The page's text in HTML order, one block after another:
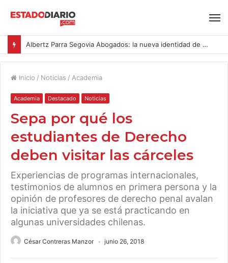
Albertz Parra Segovia Abogados: la nueva identidad de Segovia Consulting
Inicio / Noticias / Academia
Academia Destacado Noticias
Sepa por qué los
estudiantes de Derecho
deben visitar las cárceles
Experiencias de programas internacionales,
testimonios de alumnos en primera persona y la
opinión de profesores de derecho penal avalan
la iniciativa que ya se está practicando en
algunas universidades chilenas.
César Contreras Manzor junio 26, 2018